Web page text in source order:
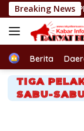
Langsung
ke
konten
Breaking News
TUTUP RUANG
HomeBerita
TIGA
SABU-